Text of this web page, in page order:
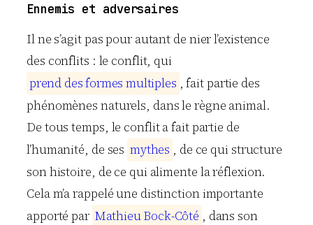
Ennemis et adversaires
Il ne s’agit pas pour autant de nier l’existence
des conflits : le conflit, qui
prend desformes multiples , fait partie des
phénomènes naturels, dans le règne animal.
De tous temps, le conflit a fait partie de
l’humanité, de ses mythes , de ce qui structure
son histoire, de ce qui alimente la réflexion.
Cela m’a rappelé une distinction importante
apporté par MathieuBock-Côté , dans son